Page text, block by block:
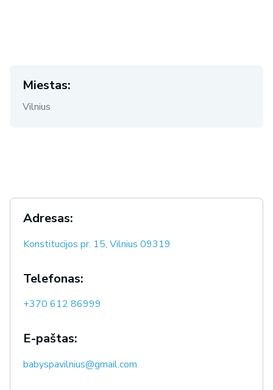
Miestas:
Vilnius
Adresas:
Konstitucijos pr. 15, Vilnius 09319
Telefonas:
+370 612 86999
E-paštas:
babyspavilnius@gmail.com